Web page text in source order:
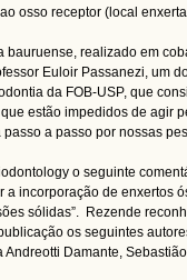
osso receptor (local
realizado em
Euloir Passanezi, um
da FOB-USP, que
estão impedidos de agir
a passo por nossas
o seguinte
incorporação de enxertos
sólidas”. Rezende
os seguintes
Damante,